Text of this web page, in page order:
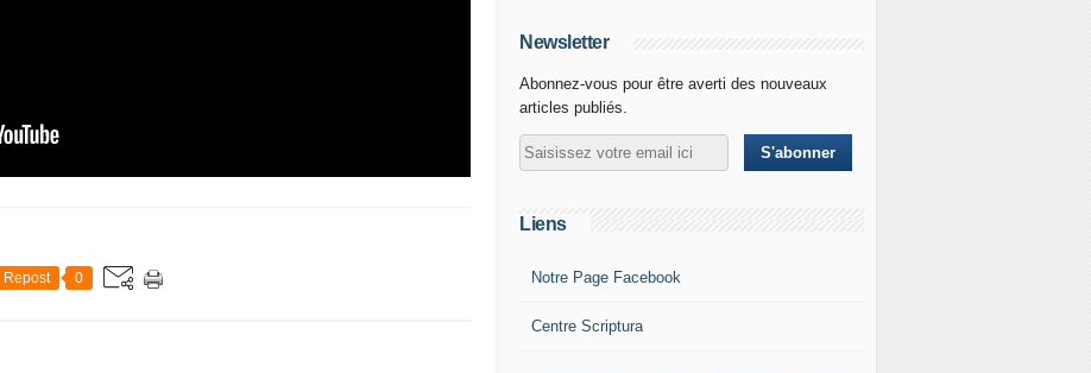
Repost 0
Newsletter
Abonnez-vous pour être averti des nouveaux
articles publiés.
Liens
Notre Page Facebook
Centre Scriptura